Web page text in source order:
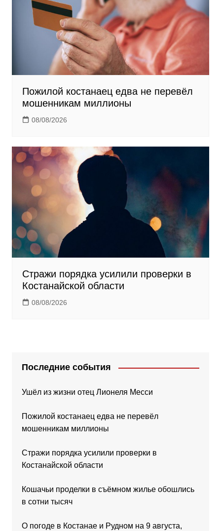
Пожилой костанаец едва не перевёл
мошенникам миллионы
08/08/2026
Стражи порядка усилили проверки в
Костанайской области
08/08/2026
Последние события
Ушёл из жизни отец Лионеля Месси
Пожилой костанаец едва не перевёл
мошенникам миллионы
Стражи порядка усилили проверки в
Костанайской области
Кошачьи проделки в съёмном жилье обошлись
в сотни тысяч
О погоде в Костанае и Рудном на 9 августа,